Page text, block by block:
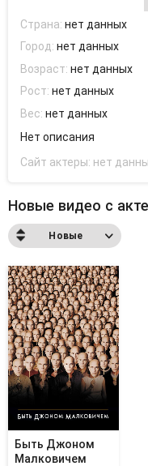
Страна:нет данных
Город:нет данных
Возраст:нет данных
Рост:нет данных
Вес:нет данных
Нет описания
Сайт актеры: нет
Новые видео с
Новые
Быть Джоном
Малковичем